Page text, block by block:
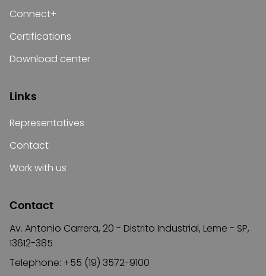
Connect+
Certifications
Download center
Links
Representatives
Contact
Work with us
Contact
Av. Antonio Carrera, 20 - Distrito Industrial, Leme - SP,
13612-385
Telephone: +55 (19) 3572-9100